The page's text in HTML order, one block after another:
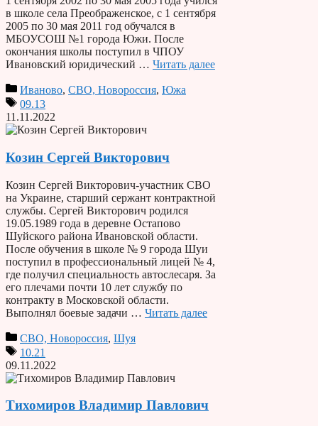
в школе села Преображенское, с 1 сентября
2005 по 30 мая 2011 год обучался в
МБОУСОШ №1 города Южи. После
окончания школы поступил в ЧПОУ
Ивановский юридический … Читать далее
Иваново, СВО, Новороссия, Южа
09.13
11.11.2022
Козин Сергей Викторович
Козин Сергей Викторович-участник СВО
на Украине, старший сержант контрактной
службы. Сергей Викторович родился
19.05.1989 года в деревне Остапово
Шуйского района Ивановской области.
После обучения в школе № 9 города Шуи
поступил в профессиональный лицей № 4,
где получил специальность автослесаря. За
его плечами почти 10 лет службу по
контракту в Московской области.
Выполнял боевые задачи … Читать далее
СВО, Новороссия, Шуя
10.21
09.11.2022
Тихомиров Владимир Павлович